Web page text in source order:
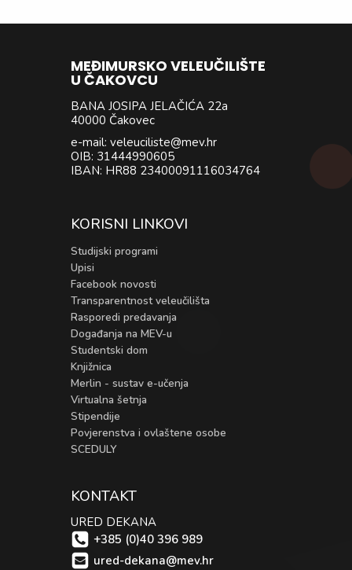
MEĐIMURSKO VELEUČILIŠTE
U ČAKOVCU
BANA JOSIPA JELAČIĆA 22a
40000 Čakovec
e-mail: veleuciliste@mev.hr
OIB: 31444990605
IBAN: HR88 23400091116034764
KORISNI LINKOVI
Studijski programi
Upisi
Facebook novosti
Transparentnost veleučilišta
Rasporedi predavanja
Događanja na MEV-u
Studentski dom
Knjižnica
Merlin - sustav e-učenja
Virtualna šetnja
Stipendije
Povjerenstva i ovlaštene osobe
SCEDULY
KONTAKT
URED DEKANA
+385 (0)40 396 989
ured-dekana@mev.hr